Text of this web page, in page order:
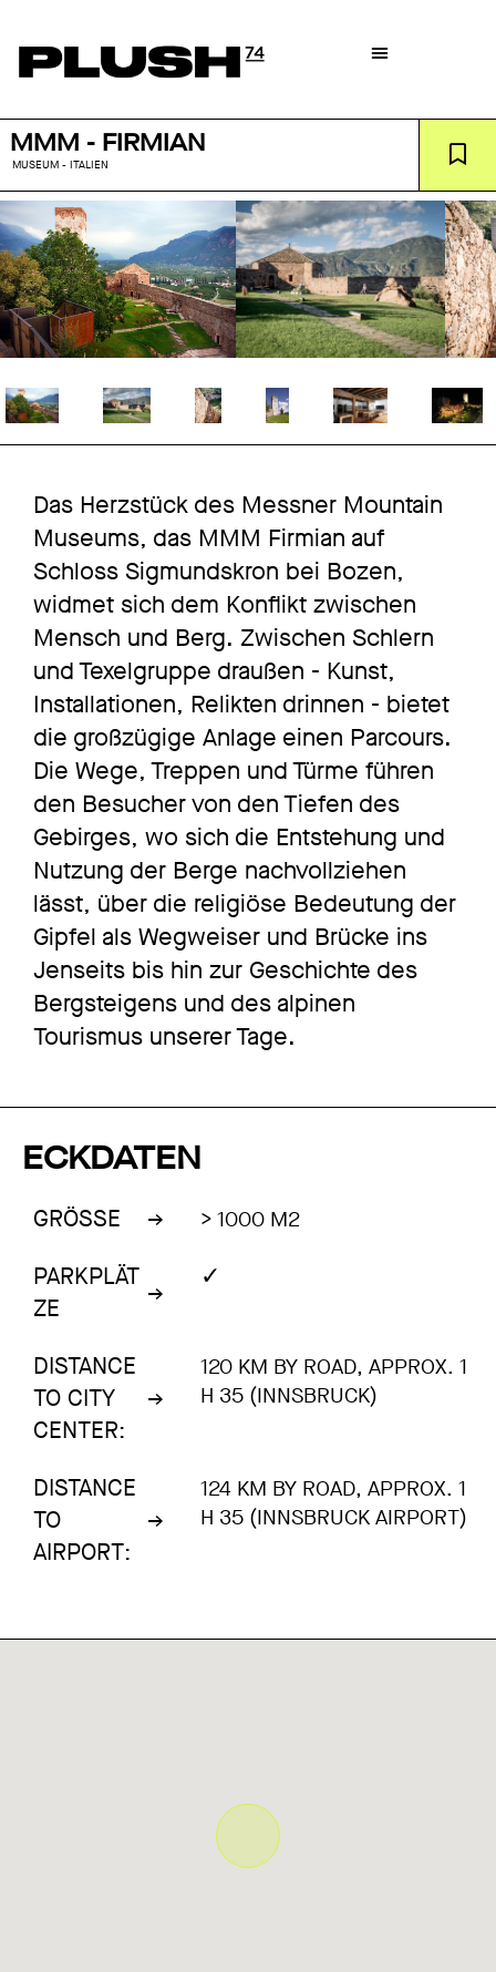
MMM - FIRMIAN
MUSEUM - ITALIEN
Das Herzstück des Messner Mountain
Museums, das MMM Firmian auf
Schloss Sigmundskron bei Bozen,
widmet sich dem Konflikt zwischen
Mensch und Berg. Zwischen Schlern
und Texelgruppe draußen - Kunst,
Installationen, Relikten drinnen - bietet
die großzügige Anlage einen Parcours.
Die Wege, Treppen und Türme führen
den Besucher von den Tiefen des
Gebirges, wo sich die Entstehung und
Nutzung der Berge nachvollziehen
lässt, über die religiöse Bedeutung der
Gipfel als Wegweiser und Brücke ins
Jenseits bis hin zur Geschichte des
Bergsteigens und des alpinen
Tourismus unserer Tage.
ECKDATEN
GRÖSSE > 1000 M2
PARKPLÄT
ZE
✓
DISTANCE
TO CITY
CENTER:
120 KM BY ROAD, APPROX. 1
H 35 (INNSBRUCK)
DISTANCE
TO
AIRPORT:
124 KM BY ROAD, APPROX. 1
H 35 (INNSBRUCK AIRPORT)